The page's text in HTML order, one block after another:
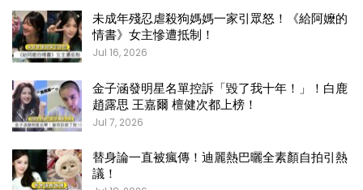
未成年殘忍虐殺狗媽媽一家引眾怒！《給阿嬤的
情書》女主慘遭抵制！
Jul 16, 2026
金子涵發明星名單控訴「毀了我十年！」！白鹿
趙露思 王嘉爾 檀健次都上榜！
Jul 7, 2026
替身論一直被瘋傳！迪麗熱巴曬全素顏自拍引熱
議！